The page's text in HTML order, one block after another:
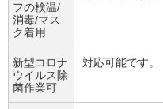
フの検温/
消毒/マス
ク着用
新型コロナ
ウイルス除
菌作業可
対応可能です。